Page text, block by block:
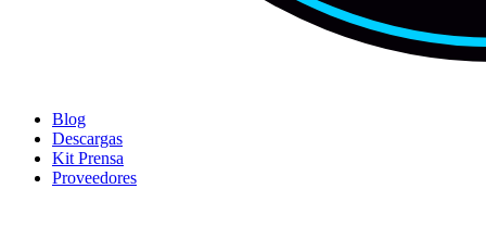
Blog
Descargas
Kit Prensa
Proveedores